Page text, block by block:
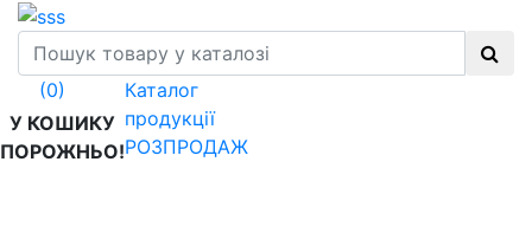
(0)
У КОШИКУ
ПОРОЖНЬО!
Каталог
продукції
РОЗПРОДАЖ